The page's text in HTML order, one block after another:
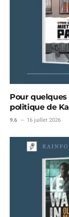
Pour
politique de
9.6 16 juillet 2026